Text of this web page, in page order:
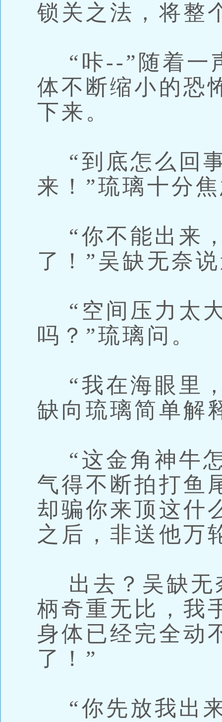
锁关之法，将整
“咔--”随着一
体不断缩小的恐
下来。
“到底怎么回
来！”琉璃十分
“你不能出来
了！”吴缺无奈
“空间压力太
吗？”琉璃问。
“我在海眼里
缺向琉璃简单解
“这金角神牛
气得不断拍打鱼
却骗你来顶这什
之后，非送他万
出去？吴缺无
柄奇重无比，我
身体已经完全动
了！”
“你先放我出